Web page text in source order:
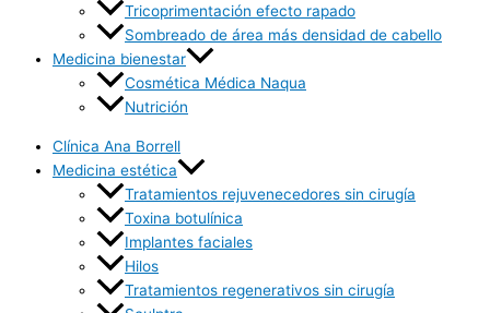
Tricoprimentación efecto rapado
Sombreado de área más densidad de cabello
Medicina bienestar
Cosmética Médica Naqua
Nutrición
Clínica Ana Borrell
Medicina estética
Tratamientos rejuvenecedores sin cirugía
Toxina botulínica
Implantes faciales
Hilos
Tratamientos regenerativos sin cirugía